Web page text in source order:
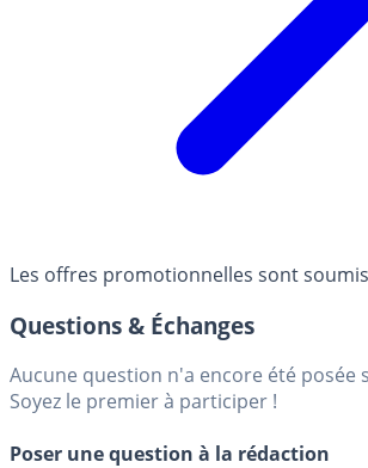
Les offres promotionnelles sont
Questions & Échanges
Aucune question n'a encore été posée
Soyez le premier à participer !
Poser une question à la rédaction